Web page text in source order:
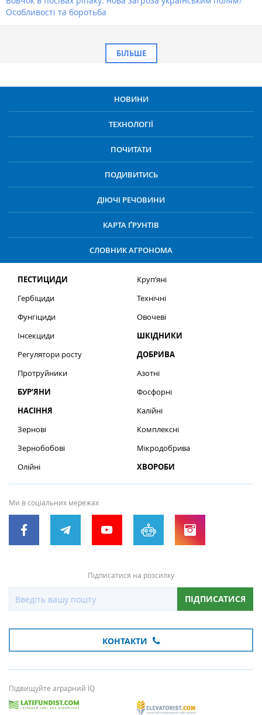
Особливості та боротьба
БІЛЬШЕ
НОВИНИ
ТЕХНОЛОГІЇ
ПОЧИТАТИ
ПОДИВИТИСЬ
ДІЮЧІ РЕЧОВИНИ
КАРТА ҐРУНТІВ
СЛОВНИК АГРОНОМА
ПЕСТИЦИДИ
Гербіциди
Фунгіциди
Інсекциди
Регулятори росту
Протруйники
БУР’ЯНИ
НАСІННЯ
Зернові
Зернобобові
Олійні
Круп’яні
Технічні
Овочеві
ШКІДНИКИ
ДОБРИВА
Азотні
Фосфорні
Калійні
Комплексні
Мікродобрива
ХВОРОБИ
Ми в соціальних мережах
Підписатися на розсилку
ПІДПИСАТИСЯ
КОНТАКТИ
Підвищуйте аграрний IQ